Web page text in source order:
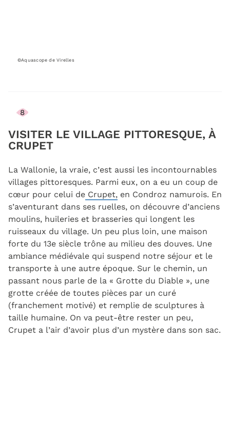
©Aquascope de Virelles
8
VISITER LE VILLAGE PITTORESQUE, À
CRUPET
La Wallonie, la vraie, c’est aussi les incontournables
villages pittoresques. Parmi eux, on a eu un coup de
cœur pour celui de Crupet, en Condroz namurois. En
s’aventurant dans ses ruelles, on découvre d’anciens
moulins, huileries et brasseries qui longent les
ruisseaux du village. Un peu plus loin, une maison
forte du 13e siècle trône au milieu des douves. Une
ambiance médiévale qui suspend notre séjour et le
transporte à une autre époque. Sur le chemin, un
passant nous parle de la « Grotte du Diable », une
grotte créée de toutes pièces par un curé
(franchement motivé) et remplie de sculptures à
taille humaine. On va peut-être rester un peu,
Crupet a l’air d’avoir plus d’un mystère dans son sac.